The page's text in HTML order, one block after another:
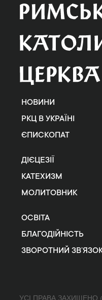
НОВИНИ
РКЦ В УКРАЇНІ
ЄПИСКОПАТ
ДІЄЦЕЗІЇ
КАТЕХИЗМ
МОЛИТОВНИК
ОСВІТА
БЛАГОДІЙНІСТЬ
ЗВОРОТНИЙ
УСІ ПРАВА ЗАХИЩЕНО